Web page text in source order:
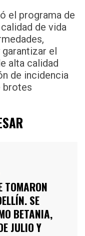
el programa de
de vida
el
alta calidad
de incidencia
brotes
TOMARON
SE
BETANIA,
JULIO Y